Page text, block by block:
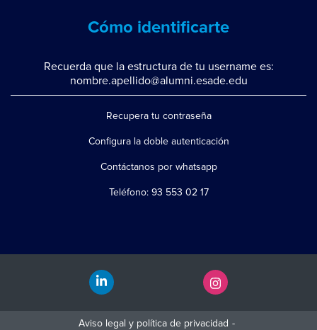
Cómo identificarte
Recuerda que la estructura de tu username es:
nombre.apellido@alumni.esade.edu
Recupera tu contraseña
Configura la doble autenticación
Contáctanos por whatsapp
Teléfono: 93 553 02 17
Aviso legal y política de privacidad